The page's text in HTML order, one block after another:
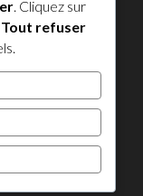
!
. Cliquez sur
Tout refuser